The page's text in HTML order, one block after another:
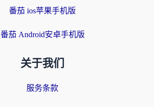
番茄 ios苹果手机版
番茄 Android安卓手机版
关于我们
服务条款